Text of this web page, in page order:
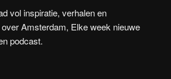
vol inspiratie, verhalen en
Amsterdam, Elke week nieuwe
podcast.